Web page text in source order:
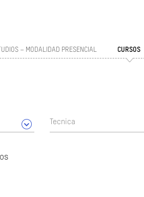
– MODALIDAD PRESENCIAL CURSOS
Tecnica